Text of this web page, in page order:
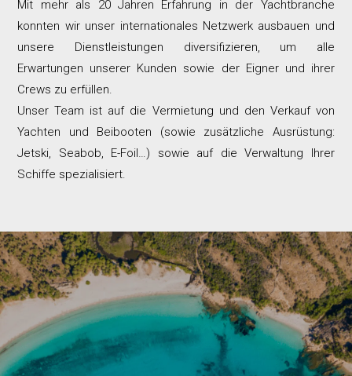
Mit mehr als 20 Jahren Erfahrung in der Yachtbranche
konnten wir unser internationales Netzwerk ausbauen und
unsere Dienstleistungen diversifizieren, um alle
Erwartungen unserer Kunden sowie der Eigner und ihrer
Crews zu erfüllen.
Unser Team ist auf die Vermietung und den Verkauf von
Yachten und Beibooten (sowie zusätzliche Ausrüstung:
Jetski, Seabob, E-Foil…) sowie auf die Verwaltung Ihrer
Schiffe spezialisiert.